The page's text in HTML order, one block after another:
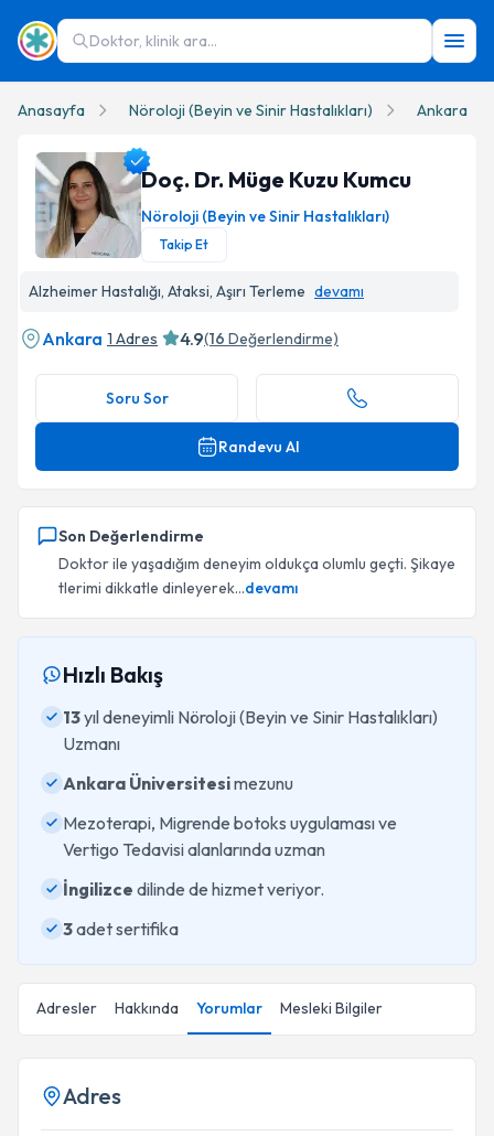
Doktor, klinik ara...
Anasayfa Nöroloji (Beyin ve Sinir Hastalıkları) Ankara
Doç. Dr. Müge Kuzu Kumcu
Nöroloji (Beyin ve Sinir Hastalıkları)
Takip Et
Alzheimer Hastalığı, Ataksi, Aşırı Terleme devamı
Ankara 1 Adres 4.9(16 Değerlendirme)
Soru Sor
Randevu Al
Son Değerlendirme
Doktor ile yaşadığım deneyim oldukça olumlu geçti. Şikaye
tlerimi dikkatle dinleyerek...devamı
Hızlı Bakış
13yıl deneyimli Nöroloji (Beyin ve Sinir Hastalıkları)
Uzmanı
Ankara Üniversitesimezunu
Mezoterapi, Migrende botoks uygulaması ve
Vertigo Tedavisi alanlarında uzman
İngilizce dilinde de hizmet veriyor.
3adet sertifika
Adresler Hakkında Yorumlar Mesleki Bilgiler
Adres